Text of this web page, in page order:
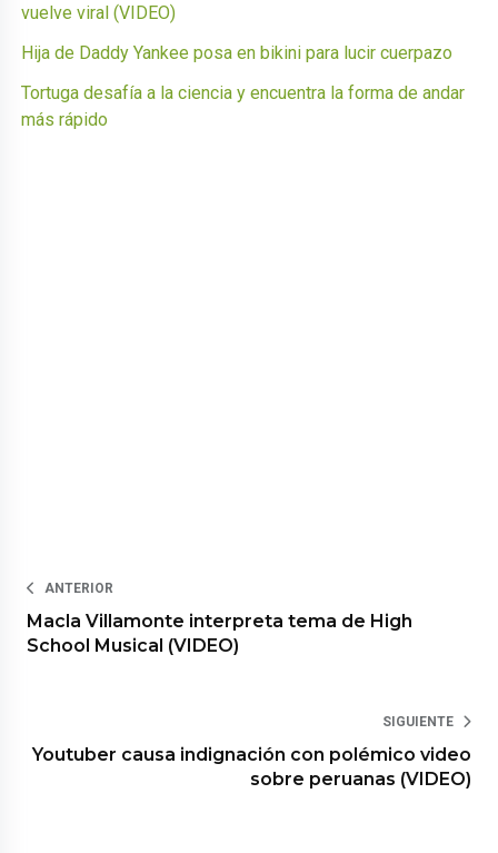
vuelve viral (VIDEO)
Hija de Daddy Yankee posa en bikini para lucir cuerpazo
Tortuga desafía a la ciencia y encuentra la forma de andar
más rápido
ANTERIOR
Macla Villamonte interpreta tema de High
School Musical (VIDEO)
SIGUIENTE
Youtuber causa indignación con polémico video
sobre peruanas (VIDEO)